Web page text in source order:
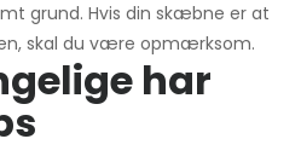
grund. Hvis din skæbne er at
skal du være opmærksom.
har